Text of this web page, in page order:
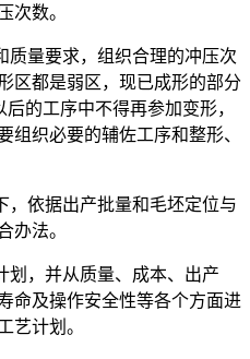
次数。
量要求，组织合理的冲压次
区都是弱区，现已成形的部分
的工序中不得再参加变形，
组织必要的辅佐工序和整形、
依据出产批量和毛坯定位与
办法。
，并从质量、成本、出产
命及操作安全性等各个方面进
艺计划。